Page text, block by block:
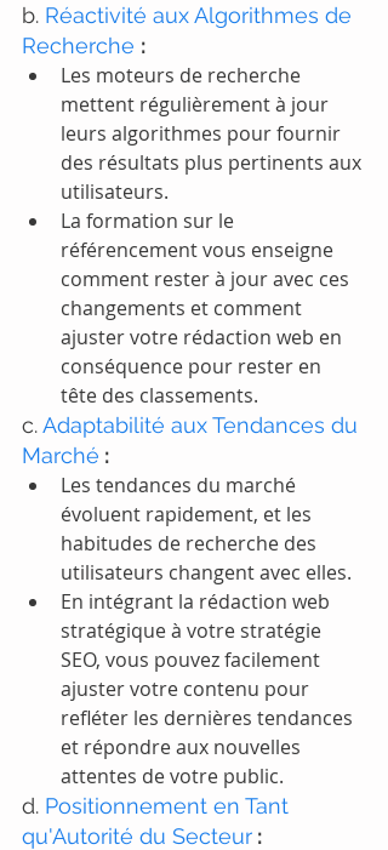
b. Réactivité aux Algorithmes de
Recherche :
Les moteurs de recherche
mettent régulièrement à jour
leurs algorithmes pour fournir
des résultats plus pertinents aux
utilisateurs.
La formation sur le
référencement vous enseigne
comment rester à jour avec ces
changements et comment
ajuster votre rédaction web en
conséquence pour rester en
tête des classements.
c. Adaptabilité aux Tendances du
Marché :
Les tendances du marché
évoluent rapidement, et les
habitudes de recherche des
utilisateurs changent avec elles.
En intégrant la rédaction web
stratégique à votre stratégie
SEO, vous pouvez facilement
ajuster votre contenu pour
refléter les dernières tendances
et répondre aux nouvelles
attentes de votre public.
d. Positionnement en Tant
qu'Autorité du Secteur :